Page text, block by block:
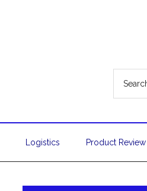
Logistics Product Review